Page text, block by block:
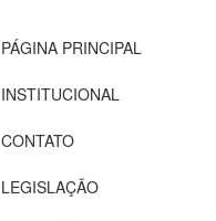
PÁGINA PRINCIPAL
INSTITUCIONAL
CONTATO
LEGISLAÇÃO